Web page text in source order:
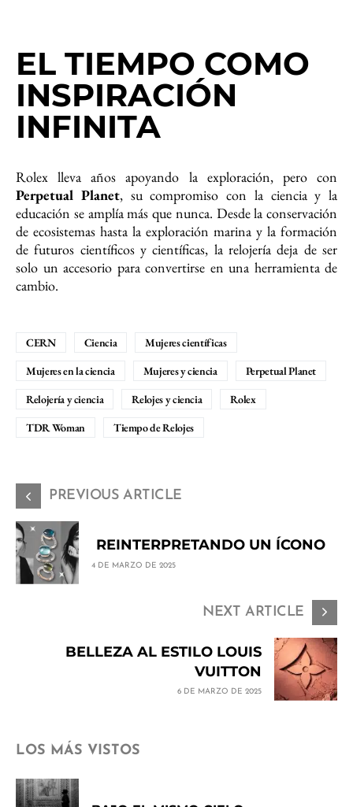
EL TIEMPO COMO
INSPIRACIÓN
INFINITA
Rolex lleva años apoyando la exploración, pero con
Perpetual Planet, su compromiso con la ciencia y la
educación se amplía más que nunca. Desde la conservación
de ecosistemas hasta la exploración marina y la formación
de futuros científicos y científicas, la relojería deja de ser
solo un accesorio para convertirse en una herramienta de
cambio.
CERN Ciencia
Mujeres científicas
Mujeres en la ciencia
Mujeres y ciencia
Perpetual Planet
Relojería y ciencia
Relojes y ciencia
Rolex
TDR Woman
Tiempo de Relojes
PREVIOUS ARTICLE
REINTERPRETANDO UN ÍCONO
4 DE MARZO DE 2025
NEXT ARTICLE
BELLEZA AL ESTILO LOUIS
VUITTON
6 DE MARZO DE 2025
LOS MÁS VISTOS